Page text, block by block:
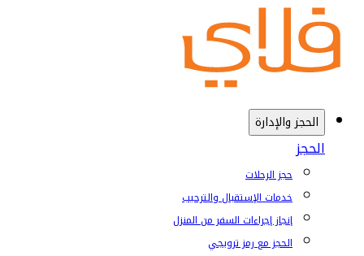
الحجز والإدارة
الحجز
حجز الرحلات
خدمات الإستقبال والترحيب
إنجاز إجراءات السفر من المنزل
الحجز مع رمز ترويجي